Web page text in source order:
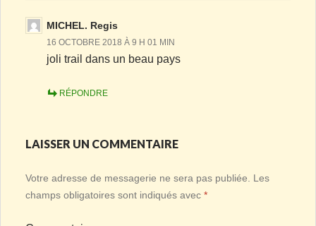
MICHEL. Regis
16 OCTOBRE 2018 À 9 H 01 MIN
joli trail dans un beau pays
RÉPONDRE
LAISSER UN COMMENTAIRE
Votre adresse de messagerie ne sera pas publiée.
Les
champs obligatoires sont indiqués avec *